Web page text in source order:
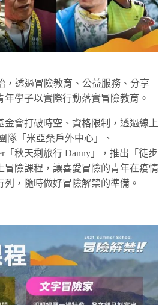
，透過冒險教育、公益服務、分享
學子以實際行動落實冒險教育。
會打破時空、資格限制，透過線上
隊「米亞桑戶外中心」、
「秋天剩旅行 Danny」，推出「徒步
險課程，讓喜愛冒險的青年在疫情
，隨時做好冒險解禁的準備。